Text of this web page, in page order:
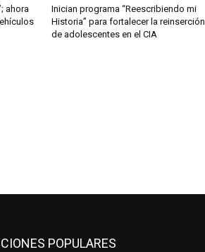
ahora
Inician programa “Reescribiendo mi
Historia” para fortalecer la reinserción
de adolescentes en el CIA
POPULARES